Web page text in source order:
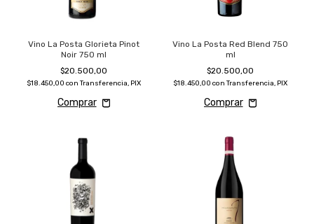
Vino La Posta Glorieta Pinot
Noir 750 ml
$20.500,00
$18.450,00 con Transferencia, PIX
Vino La Posta Red Blend 750
ml
$20.500,00
$18.450,00 con Transferencia, PIX